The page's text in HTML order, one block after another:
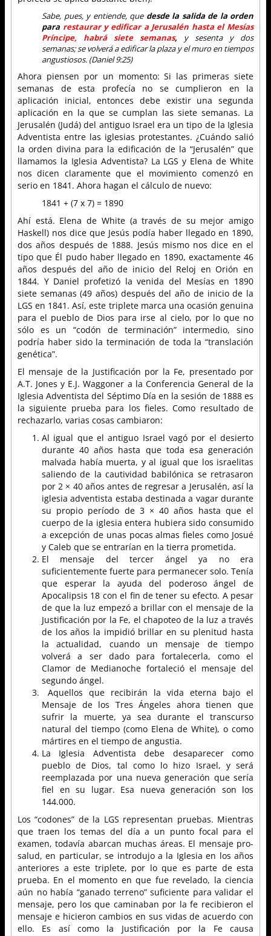
Sabe, pues, y entiende, que desde la salida de la orden
para restaurar y edificar a Jerusalén hasta el Mesías
Príncipe, habrá siete semanas, y sesenta y dos
semanas; se volverá a edificar la plaza y el muro en tiempos
angustiosos. (Daniel 9:25)
Ahora piensen por un momento: Si las primeras siete
semanas de esta profecía no se cumplieron en la
aplicación inicial, entonces debe existir una segunda
aplicación en la que se cumplan las siete semanas. La
Jerusalén (Judá) del antiguo Israel era un tipo de la Iglesia
Adventista entre las iglesias protestantes. ¿Cuándo salió
la orden divina para la edificación de la “Jerusalén” que
llamamos la Iglesia Adventista? La LGS y Elena de White
nos dicen claramente que el movimiento comenzó en
serio en 1841. Ahora hagan el cálculo de nuevo:
1841 + (7 x 7) = 1890
Ahí está. Elena de White (a través de su mejor amigo
Haskell) nos dice que Jesús podía haber llegado en 1890,
dos años después de 1888. Jesús mismo nos dice en el
tipo que Él pudo haber llegado en 1890, exactamente 46
años después del año de inicio del Reloj en Orión en
1844. Y Daniel profetizó la venida del Mesías en 1890
siete semanas (49 años) después del año de inicio de la
LGS en 1841. Así, este triplete marca una ocasión genuina
para el pueblo de Dios para irse al cielo, por lo que no
sólo es un “codón de terminación” intermedio, sino
podría haber sido la terminación de toda la “translación
genética”.
El mensaje de la Justificación por la Fe, presentado por
A.T. Jones y E.J. Waggoner a la Conferencia General de la
Iglesia Adventista del Séptimo Día en la sesión de 1888 es
la siguiente prueba para los fieles. Como resultado de
rechazarlo, varias cosas cambiaron:
Al igual que el antiguo Israel vagó por el desierto
durante 40 años hasta que toda esa generación
malvada había muerta, y al igual que los israelitas
saliendo de la cautividad babilónica se retrasaron
por 2 × 40 años antes de regresar a Jerusalén, así la
iglesia adventista estaba destinada a vagar durante
su propio período de 3 × 40 años hasta que el
cuerpo de la iglesia entera hubiera sido consumido
a excepción de unas pocas almas fieles como Josué
y Caleb que se entrarían en la tierra prometida.
El mensaje del tercer ángel ya no era
suficientemente fuerte para permanecer solo. Tenía
que esperar la ayuda del poderoso ángel de
Apocalipsis 18 con el fin de tener su efecto. A pesar
de que la luz empezó a brillar con el mensaje de la
Justificación por la Fe, el chapoteo de la luz a través
de los años la impidió brillar en su plenitud hasta
la actualidad, cuando un mensaje de tiempo
volverá a ser dado para fortalecerla, como el
Clamor de Medianoche fortaleció el mensaje del
segundo ángel.
Aquellos que recibirán la vida eterna bajo el
Mensaje de los Tres Ángeles ahora tienen que
sufrir la muerte, ya sea durante el transcurso
natural del tiempo (como Elena de White), o como
mártires en el tiempo de angustia.
La Iglesia Adventista debe desaparecer como
pueblo de Dios, tal como lo hizo Israel, y será
reemplazada por una nueva generación que sería
fiel en su lugar. Esa nueva generación son los
144.000.
Los “codones” de la LGS representan pruebas. Mientras
que traen los temas del día a un punto focal para el
examen, todavía abarcan muchas áreas. El mensaje pro-
salud, en particular, se introdujo a la Iglesia en los años
anteriores a este triplete, por lo que es parte de esta
prueba. En el momento en que fue revelado, la ciencia
aún no había “ganado terreno” suficiente para validar el
mensaje, pero los que caminaban por la fe recibieron el
mensaje e hicieron cambios en sus vidas de acuerdo con
ello. Es así como la Justificación por la Fe causa